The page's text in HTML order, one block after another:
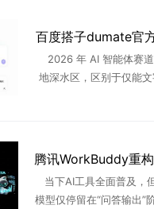
百度搭子dumate官
2026 年 AI 智能体赛
地深水区，区别于仅能文
当下AI工具全面普及，
模型仅停留在“问答输出”